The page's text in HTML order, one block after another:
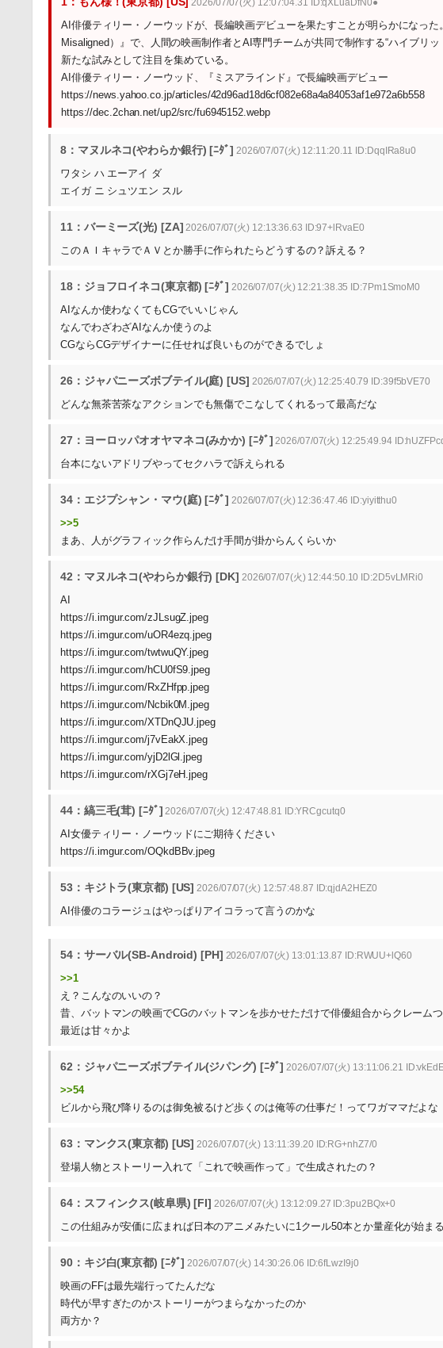
2026/07/07(火) 12:07:04.31 ID:qXLuaDfN0●
AI俳優ティリー・ノーウッドが、長編映画デビューを果たすことが明らかになっ
Misaligned）』で、人間の映画制作者とAI専門チームが共同で制作する“ハイブリ
新たな試みとして注目を集めている。
AI俳優ティリー・ノーウッド、『ミスアラインド』で長編映画デビュー
https://news.yahoo.co.jp/articles/42d96ad18d6cf082e68a4a84053af1e972a6b558
https://dec.2chan.net/up2/src/fu6945152.webp
8：マヌルネコ(やわらか銀行) [ﾆﾀﾞ] 2026/07/07(火) 12:11:20.11 ID:DqqIRa8u0
ワタシ ハ エーアイ ダ
エイガ ニ シュツエン スル
11：バーミーズ(光) [ZA] 2026/07/07(火) 12:13:36.63 ID:97+lRvaE0
このＡＩキャラでＡＶとか勝手に作られたらどうするの？訴える？
18：ジョフロイネコ(東京都) [ﾆﾀﾞ] 2026/07/07(火) 12:21:38.35 ID:7Pm1SmoM0
AIなんか使わなくてもCGでいいじゃん
なんでわざわざAIなんか使うのよ
CGならCGデザイナーに任せれば良いものができるでしょ
26：ジャパニーズボブテイル(庭) [US] 2026/07/07(火) 12:25:40.79 ID:39f5bVE70
どんな無茶苦茶なアクションでも無傷でこなしてくれるって最高だな
27：ヨーロッパオオヤマネコ(みかか) [ﾆﾀﾞ] 2026/07/07(火) 12:25:49.94
台本にないアドリブやってセクハラで訴えられる
34：エジプシャン・マウ(庭) [ﾆﾀﾞ] 2026/07/07(火) 12:36:47.46 ID:yiyitthu0
>>5
まあ、人がグラフィック作らんだけ手間が掛からんくらいか
42：マヌルネコ(やわらか銀行) [DK] 2026/07/07(火) 12:44:50.10 ID:2D5vLMRi0
AI
https://i.imgur.com/zJLsugZ.jpeg
https://i.imgur.com/uOR4ezq.jpeg
https://i.imgur.com/twtwuQY.jpeg
https://i.imgur.com/hCU0fS9.jpeg
https://i.imgur.com/RxZHfpp.jpeg
https://i.imgur.com/Ncbik0M.jpeg
https://i.imgur.com/XTDnQJU.jpeg
https://i.imgur.com/j7vEakX.jpeg
https://i.imgur.com/yjD2lGl.jpeg
https://i.imgur.com/rXGj7eH.jpeg
44：縞三毛(茸) [ﾆﾀﾞ] 2026/07/07(火) 12:47:48.81 ID:YRCgcutq0
AI女優ティリー・ノーウッドにご期待ください
https://i.imgur.com/OQkdBBv.jpeg
53：キジトラ(東京都) [US] 2026/07/07(火) 12:57:48.87 ID:qjdA2HEZ0
AI俳優のコラージュはやっぱりアイコラって言うのかな
54：サーバル(SB-Android) [PH] 2026/07/07(火) 13:01:13.87 ID:RWUU+lQ60
>>1
え？こんなのいいの？
昔、バットマンの映画でCGのバットマンを歩かせただけで俳優組合からクレーム
最近は甘々かよ
62：ジャパニーズボブテイル(ジパング) [ﾆﾀﾞ] 2026/07/07(火) 13:11:06.21
>>54
ビルから飛び降りるのは御免被るけど歩くのは俺等の仕事だ！ってワガママだよな
63：マンクス(東京都) [US] 2026/07/07(火) 13:11:39.20 ID:RG+nhZ7/0
登場人物とストーリー入れて「これで映画作って」で生成されたの？
64：スフィンクス(岐阜県) [FI] 2026/07/07(火) 13:12:09.27 ID:3pu2BQx+0
この仕組みが安価に広まれば日本のアニメみたいに1クール50本とか量産化が始ま
90：キジ白(東京都) [ﾆﾀﾞ] 2026/07/07(火) 14:30:26.06 ID:6fLwzI9j0
映画のFFは最先端行ってたんだな
時代が早すぎたのかストーリーがつまらなかったのか
両方か？